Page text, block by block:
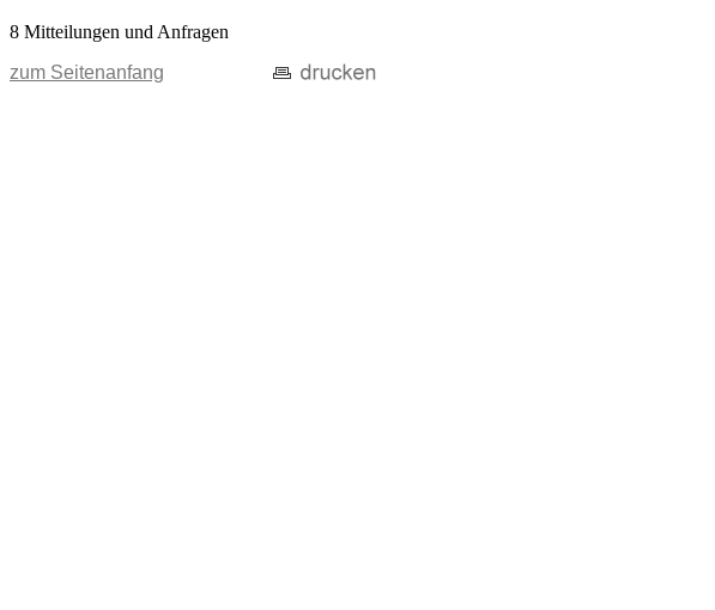
8 Mitteilungen und Anfragen
zum Seitenanfang